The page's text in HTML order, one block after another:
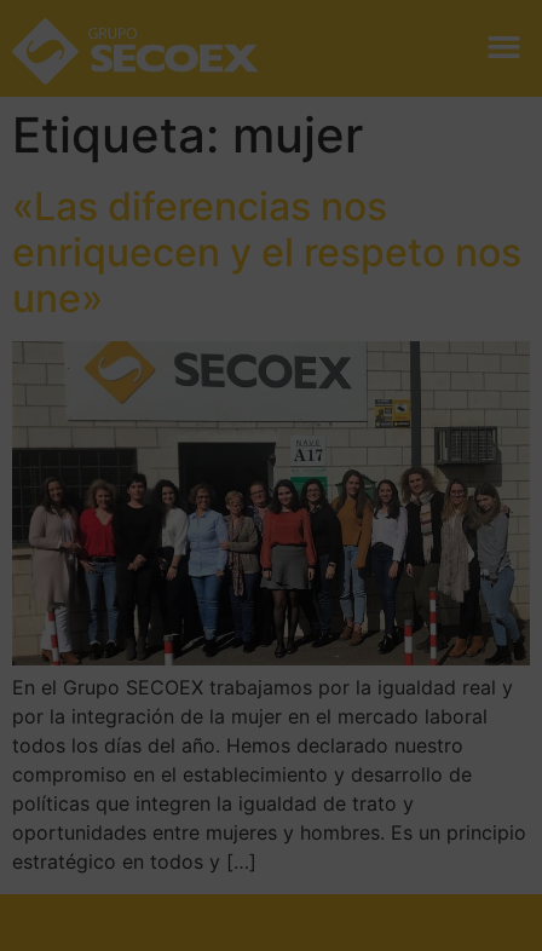
Etiqueta: mujer
«Las diferencias nos
enriquecen y el respeto nos
une»
En el Grupo SECOEX trabajamos por la igualdad real y
por la integración de la mujer en el mercado laboral
todos los días del año. Hemos declarado nuestro
compromiso en el establecimiento y desarrollo de
políticas que integren la igualdad de trato y
oportunidades entre mujeres y hombres. Es un principio
estratégico en todos y […]